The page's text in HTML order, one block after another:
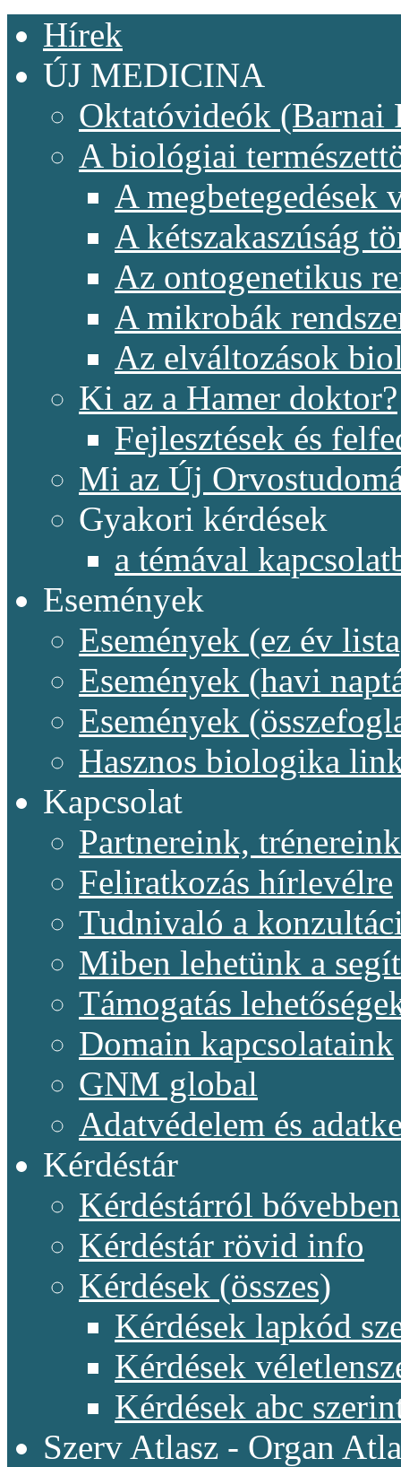
Hírek
ÚJ MEDICINA
Oktatóvideók (Barnai
A biológiai
A megbetegedések
A kétszakaszúság
Az ontogenetikus
A mikrobák
Az elváltozások
Ki az a Hamer doktor?
Fejlesztések és
Mi az Új
Gyakori kérdések
a témával
Események
Események (ez év
Események (havi
Események
Hasznos biologika
Kapcsolat
Partnereink, trénereink
Feliratkozás hírlevélre
Tudnivaló a
Miben lehetünk a
Támogatás
Domain kapcsolataink
GNM global
Adatvédelem és
Kérdéstár
Kérdéstárról bővebben
Kérdéstár rövid info
Kérdések (összes)
Kérdések lapkód
Kérdések
Kérdések abc
Szerv Atlasz - Organ